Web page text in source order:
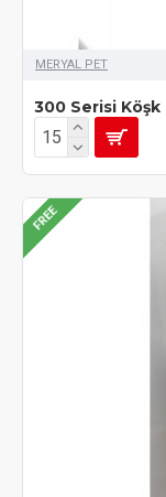
MERYAL PET
300 Serisi Köşk
FREE